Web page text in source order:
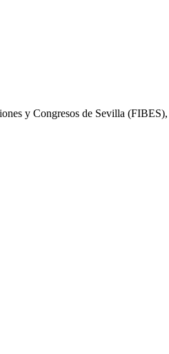
y Congresos de Sevilla